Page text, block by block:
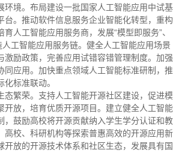
环境。布局建设一批国家人工智能应用中试基
台。推动软件信息服务企业智能化转型，重构
人工智能应用服务商，发展“模型即服务”、
人工智能应用服务链。健全人工智能应用场景
激励政策，完善应用试错容错管理制度。加强
同应用。加快重点领域人工智能标准研制，推
标准联动。
态繁荣。支持人工智能开源社区建设，促进模
开放，培育优质开源项目。建立健全人工智能
，鼓励高校将开源贡献纳入学生学分认证和教
高校、科研机构等探索普惠高效的开源应用新
开放的开源技术体系和社区生态，发展具有国